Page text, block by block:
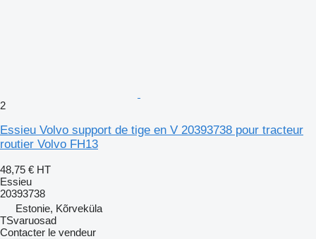
2
Essieu Volvo support de tige en V 20393738 pour tracteur
routier Volvo FH13
48,75 € HT
Essieu
20393738
Estonie, Kõrveküla
TSvaruosad
Contacter le vendeur